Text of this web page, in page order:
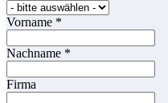
Vorname *
Nachname *
Firma